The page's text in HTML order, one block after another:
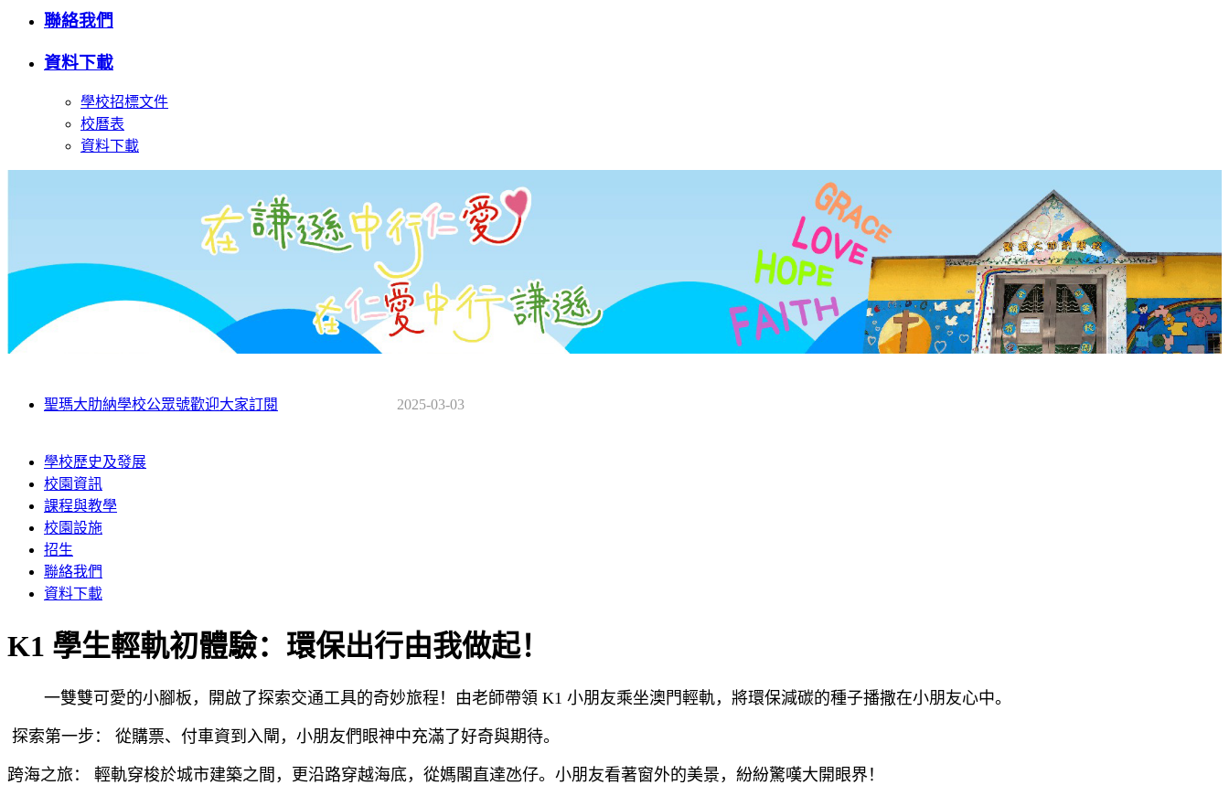
聯絡我們
資料下載
學校招標文件
校曆表
資料下載
2025-03-03
聖瑪大肋納學校公眾號歡迎大家訂閱
學校歷史及發展
校園資訊
課程與教學
校園設施
招生
聯絡我們
資料下載
K1 學生輕軌初體驗：環保出行由我做起！
一雙雙可愛的小腳板，開啟了探索交通工具的奇妙旅程！由老師帶領 K1 小朋友乘坐澳門輕軌，將環保減碳的種子播撒在小朋友心中。
探索第一步： 從購票、付車資到入閘，小朋友們眼神中充滿了好奇與期待。
跨海之旅： 輕軌穿梭於城市建築之間，更沿路穿越海底，從媽閣直達氹仔。小朋友看著窗外的美景，紛紛驚嘆大開眼界！